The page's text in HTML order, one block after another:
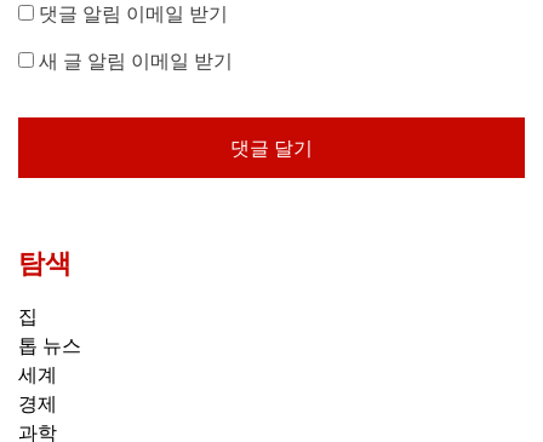
댓글 알림 이메일 받기
새 글 알림 이메일 받기
탐색
집
톱 뉴스
세계
경제
과학